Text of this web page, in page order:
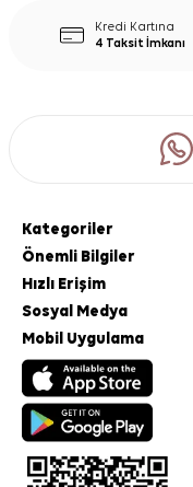
Kredi Kartına
4 Taksit İmkanı
Kategoriler
Önemli Bilgiler
Hızlı Erişim
Sosyal Medya
Mobil Uygulama